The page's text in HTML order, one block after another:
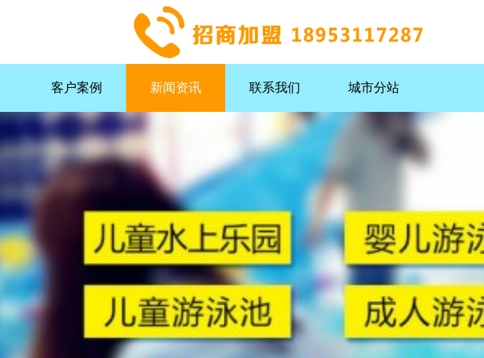
客户案例 新闻资讯 联系我们 城市分站